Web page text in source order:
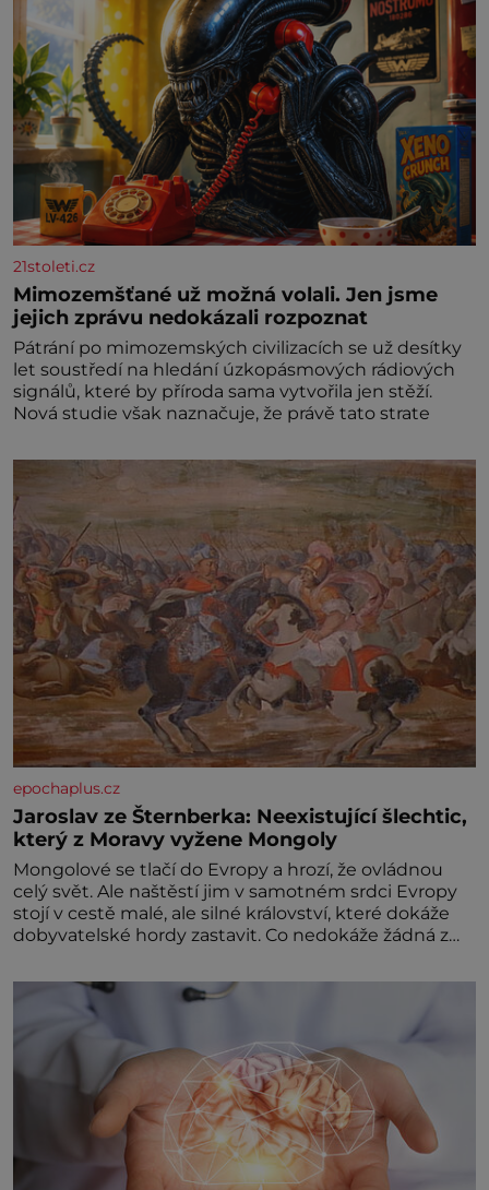
21stoleti.cz
Mimozemšťané už možná volali. Jen jsme
jejich zprávu nedokázali rozpoznat
Pátrání po mimozemských civilizacích se už desítky
let soustředí na hledání úzkopásmových rádiových
signálů, které by příroda sama vytvořila jen stěží.
Nová studie však naznačuje, že právě tato strate
epochaplus.cz
Jaroslav ze Šternberka: Neexistující šlechtic,
který z Moravy vyžene Mongoly
Mongolové se tlačí do Evropy a hrozí, že ovládnou
celý svět. Ale naštěstí jim v samotném srdci Evropy
stojí v cestě malé, ale silné království, které dokáže
dobyvatelské hordy zastavit. Co nedokáže žádná z
král. Nebo že by ne? Mongolové od roku 1223
postupují podél Kaspického a Azovského moře,